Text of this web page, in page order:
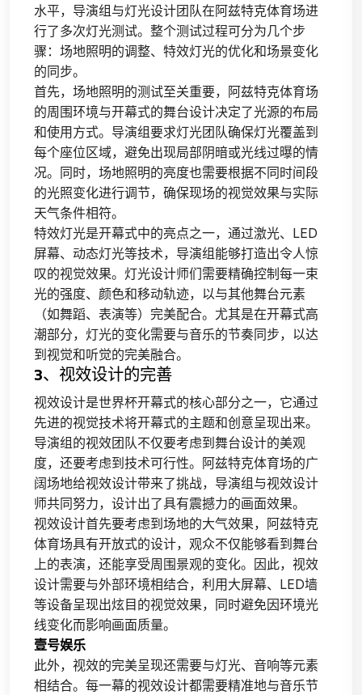
水平，导演组与灯光设计团队在阿兹特克体育场进
行了多次灯光测试。整个测试过程可分为几个步
骤：场地照明的调整、特效灯光的优化和场景变化
的同步。
首先，场地照明的测试至关重要，阿兹特克体育场
的周围环境与开幕式的舞台设计决定了光源的布局
和使用方式。导演组要求灯光团队确保灯光覆盖到
每个座位区域，避免出现局部阴暗或光线过曝的情
况。同时，场地照明的亮度也需要根据不同时间段
的光照变化进行调节，确保现场的视觉效果与实际
天气条件相符。
特效灯光是开幕式中的亮点之一，通过激光、LED
屏幕、动态灯光等技术，导演组能够打造出令人惊
叹的视觉效果。灯光设计师们需要精确控制每一束
光的强度、颜色和移动轨迹，以与其他舞台元素
（如舞蹈、表演等）完美配合。尤其是在开幕式高
潮部分，灯光的变化需要与音乐的节奏同步，以达
到视觉和听觉的完美融合。
3、视效设计的完善
视效设计是世界杯开幕式的核心部分之一，它通过
先进的视觉技术将开幕式的主题和创意呈现出来。
导演组的视效团队不仅要考虑到舞台设计的美观
度，还要考虑到技术可行性。阿兹特克体育场的广
阔场地给视效设计带来了挑战，导演组与视效设计
师共同努力，设计出了具有震撼力的画面效果。
视效设计首先要考虑到场地的大气效果，阿兹特克
体育场具有开放式的设计，观众不仅能够看到舞台
上的表演，还能享受周围景观的变化。因此，视效
设计需要与外部环境相结合，利用大屏幕、LED墙
等设备呈现出炫目的视觉效果，同时避免因环境光
线变化而影响画面质量。
壹号娱乐
此外，视效的完美呈现还需要与灯光、音响等元素
相结合。每一幕的视效设计都需要精准地与音乐节